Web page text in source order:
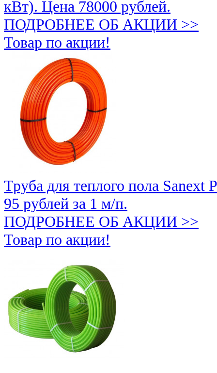
кВт). Цена 78000 рублей.
ПОДРОБНЕЕ ОБ АКЦИИ >>
Товар по акции!
Труба для теплого пола
95 рублей за 1 м/п.
ПОДРОБНЕЕ ОБ АКЦИИ >>
Товар по акции!